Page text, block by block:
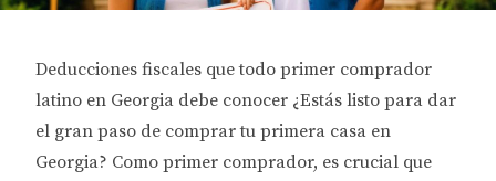
Deducciones fiscales que todo primer comprador
latino en Georgia debe conocer ¿Estás listo para dar
el gran paso de comprar tu primera casa en
Georgia? Como primer comprador, es crucial que